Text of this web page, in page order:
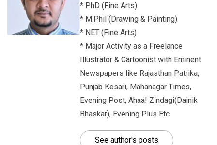
* PhD (Fine Arts)
* M.Phil (Drawing & Painting)
* NET (Fine Arts)
* Major Activity as a Freelance
Illustrator & Cartoonist with Eminent
Newspapers like Rajasthan Patrika,
Punjab Kesari, Mahanagar Times,
Evening Post, Ahaa! Zindagi(Dainik
Bhaskar), Evening Plus Etc.
See author's posts